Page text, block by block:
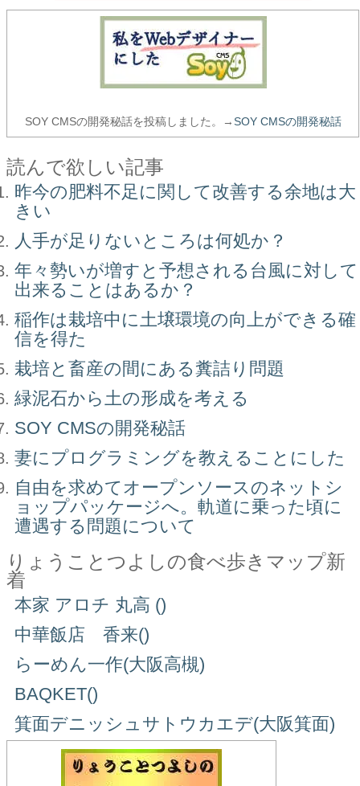
SOY CMSの開発秘話を投稿しました。→SOY CMSの開発秘話
読んで欲しい記事
昨今の肥料不足に関して改善する余地は大
きい
人手が足りないところは何処か？
年々勢いが増すと予想される台風に対して
出来ることはあるか？
稲作は栽培中に土壌環境の向上ができる確
信を得た
栽培と畜産の間にある糞詰り問題
緑泥石から土の形成を考える
SOY CMSの開発秘話
妻にプログラミングを教えることにした
自由を求めてオープンソースのネットシ
ョップパッケージへ。軌道に乗った頃に
遭遇する問題について
りょうことつよしの食べ歩きマップ新
着
本家 アロチ 丸高 ()
中華飯店 香来()
らーめん一作(大阪高槻)
BAQKET()
箕面デニッシュサトウカエデ(大阪箕面)